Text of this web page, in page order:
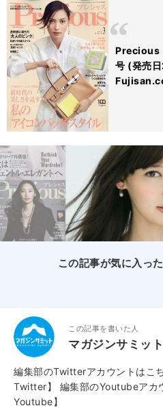
Precious
号 (発売
この記事が気に入っ
この記事を書いた人
マガジンサミッ
編集部のTwitterアカウントはこ
Twitter】
編集部のYoutubeアカ
Youtube】